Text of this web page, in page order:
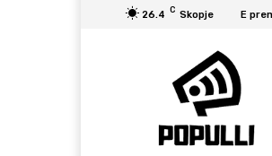
26.4 C Skopje E